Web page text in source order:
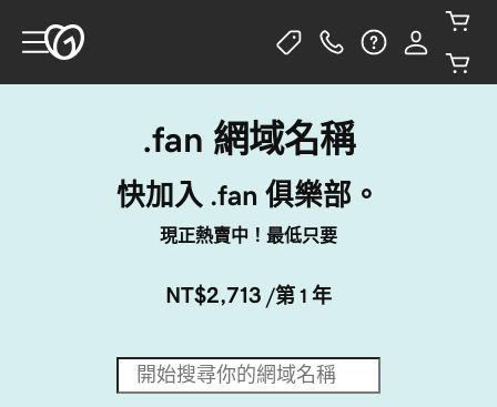
.fan 網域名稱
快加入 .fan 俱樂部。
現正熱賣中！最低只要
NT$2,713 /第 1 年